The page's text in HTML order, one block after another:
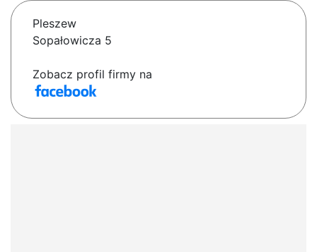
Pleszew
Sopałowicza 5
Zobacz profil firmy na